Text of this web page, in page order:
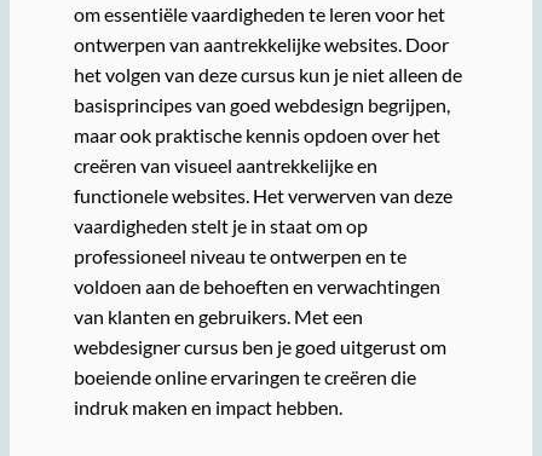
om essentiële vaardigheden te leren voor het
ontwerpen van aantrekkelijke websites. Door
het volgen van deze cursus kun je niet alleen de
basisprincipes van goed webdesign begrijpen,
maar ook praktische kennis opdoen over het
creëren van visueel aantrekkelijke en
functionele websites. Het verwerven van deze
vaardigheden stelt je in staat om op
professioneel niveau te ontwerpen en te
voldoen aan de behoeften en verwachtingen
van klanten en gebruikers. Met een
webdesigner cursus ben je goed uitgerust om
boeiende online ervaringen te creëren die
indruk maken en impact hebben.